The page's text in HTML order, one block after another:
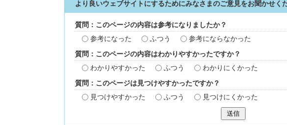
より良いウェブサイトにするためにみなさまのご意見をお聞かせく
質問：このページの内容は参考になりましたか？
参考になった
ふつう 参考にならなかった
質問：このページの内容はわかりやすかったですか？
わかりやすかった
ふつう わかりにくかった
質問：このページは見つけやすかったですか？
見つけやすかった
ふつう 見つけにくかった
送信